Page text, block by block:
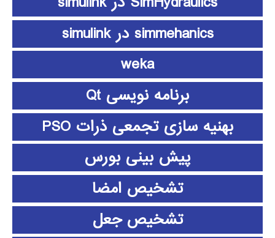
simmehanics در simulink
weka
برنامه نویسی Qt
بهنیه سازی تجمعی ذرات PSO
پیش بینی بورس
تشخیص امضا
تشخیص جعل